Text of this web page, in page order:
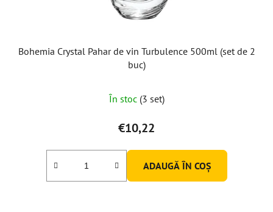
Bohemia Crystal Pahar de vin Turbulence 500ml (set de 2
buc)
medie
a
produsului
este
5,0
În stoc (3 set)
€10,22
ADAUGĂ ÎN COŞ